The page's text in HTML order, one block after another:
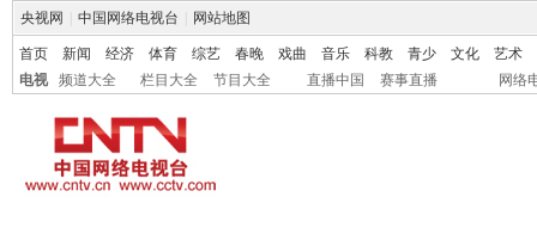
央视网 中国网络电视台 网站地图
首页 新闻 经济 体育 综艺 春晚 戏曲 音乐 科教 青少 文化
艺术
电视
频道大全 栏目大全 节目大全 直播中国 赛事直播 网络